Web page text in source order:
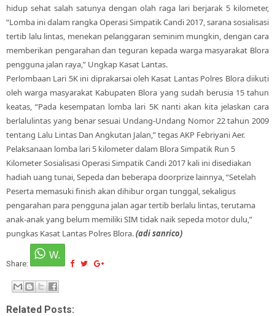
hidup sehat salah satunya dengan olah raga lari berjarak 5 kilometer,
“Lomba ini dalam rangka Operasi Simpatik Candi 2017, sarana sosialisasi
tertib lalu lintas, menekan pelanggaran seminim mungkin, dengan cara
memberikan pengarahan dan teguran kepada warga masyarakat Blora
pengguna jalan raya,” Ungkap Kasat Lantas.
Perlombaan Lari 5K ini diprakarsai oleh Kasat Lantas Polres Blora diikuti
oleh warga masyarakat Kabupaten Blora yang sudah berusia 15 tahun
keatas, “Pada kesempatan lomba lari 5K nanti akan kita jelaskan cara
berlalulintas yang benar sesuai Undang-Undang Nomor 22 tahun 2009
tentang Lalu Lintas Dan Angkutan Jalan,” tegas AKP Febriyani Aer.
Pelaksanaan lomba lari 5 kilometer dalam Blora Simpatik Run 5
Kilometer Sosialisasi Operasi Simpatik Candi 2017 kali ini disediakan
hadiah uang tunai, Sepeda dan beberapa doorprize lainnya, “Setelah
Peserta memasuki finish akan dihibur organ tunggal, sekaligus
pengarahan para pengguna jalan agar tertib berlalu lintas, terutama
anak-anak yang belum memiliki SIM tidak naik sepeda motor dulu,”
pungkas Kasat Lantas Polres Blora.(adi sanrico)
Share:
Related Posts: